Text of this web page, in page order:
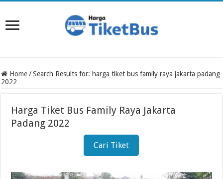
Home / Search Results for: harga tiket bus family raya jakarta padang
2022
Harga Tiket Bus Family Raya Jakarta
Padang 2022
Cari Tiket